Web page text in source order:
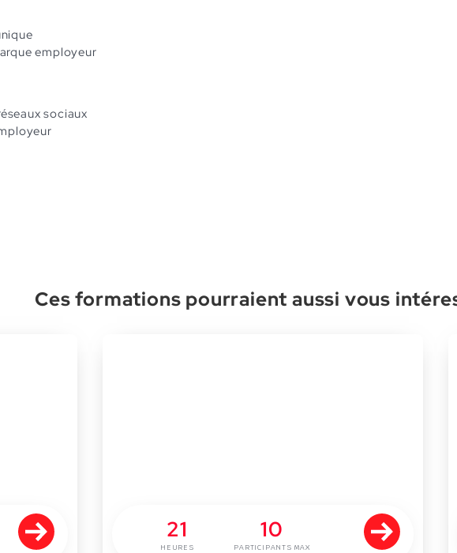
employeur
sociaux
Ces formations pourraient aussi vous
21
HEURES
10
PARTICIPANTS MAX